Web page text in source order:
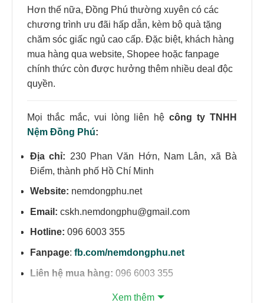
Hơn thế nữa, Đồng Phú thường xuyên có các
chương trình ưu đãi hấp dẫn, kèm bộ quà tặng
chăm sóc giấc ngủ cao cấp. Đặc biệt, khách hàng
mua hàng qua website, Shopee hoặc fanpage
chính thức còn được hưởng thêm nhiều deal độc
quyền.
Mọi thắc mắc, vui lòng liên hệcông ty TNHH
Nệm Đồng Phú:
Địa chỉ: 230 Phan Văn Hớn, Nam Lân, xã Bà
Điểm, thành phố Hồ Chí Minh
Website: nemdongphu.net
Email: cskh.nemdongphu@gmail.com
Hotline: 096 6003 355
Fanpage: fb.com/nemdongphu.net
Liên hệ mua hàng: 096 6003 355
Xem thêm